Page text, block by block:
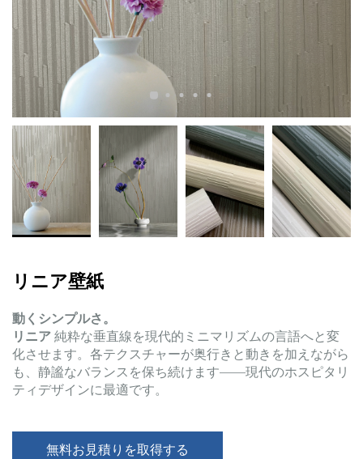
リニア壁紙
動くシンプルさ。
リニア 純粋な垂直線を現代的ミニマリズムの言語へと変
化させます。各テクスチャーが奥行きと動きを加えながら
も、静謐なバランスを保ち続けます——現代のホスピタリ
ティデザインに最適です。
無料お見積りを取得する